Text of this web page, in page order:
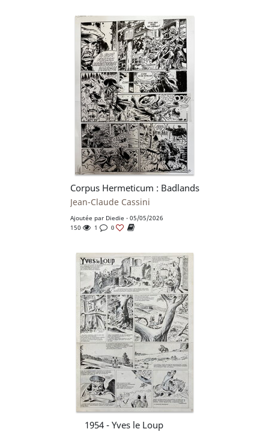
Corpus Hermeticum : Badlands
Jean-Claude Cassini
Ajoutée par Diedie - 05/05/2026
150
1 0
1954 - Yves le Loup